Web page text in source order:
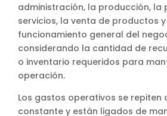
Únete a ellos
administración, la producción, la
servicios, la venta de productos y
funcionamiento general del
considerando la cantidad de
o inventario requeridos para
operación.
Los gastos operativos se repiten
constante y están ligados de